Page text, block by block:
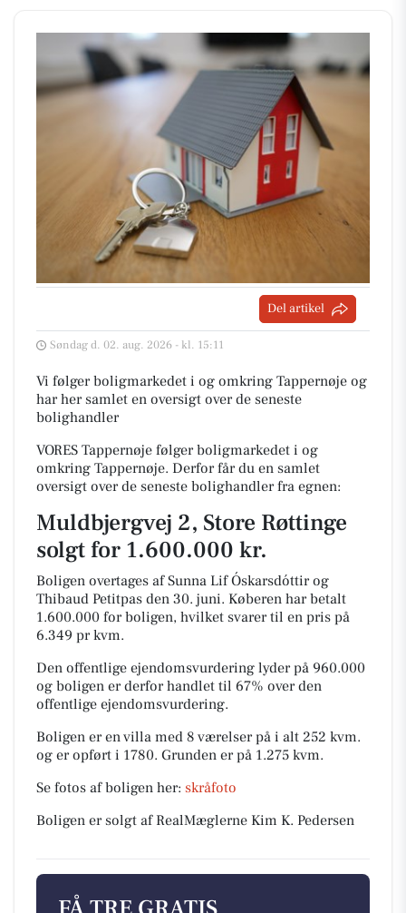
Del artikel
Søndag d. 02. aug. 2026 - kl. 15:11
Vi følger boligmarkedet i og omkring Tappernøje og
har her samlet en oversigt over de seneste
bolighandler
VORES Tappernøje følger boligmarkedet i og
omkring Tappernøje. Derfor får du en samlet
oversigt over de seneste bolighandler fra egnen:
Muldbjergvej 2, Store Røttinge
solgt for 1.600.000 kr.
Boligen overtages af Sunna Lif Óskarsdóttir og
Thibaud Petitpas den 30. juni. Køberen har betalt
1.600.000 for boligen, hvilket svarer til en pris på
6.349 pr kvm.
Den offentlige ejendomsvurdering lyder på 960.000
og boligen er derfor handlet til 67% over den
offentlige ejendomsvurdering.
Boligen er en villa med 8 værelser på i alt 252 kvm.
og er opført i 1780. Grunden er på 1.275 kvm.
Se fotos af boligen her: skråfoto
Boligen er solgt af RealMæglerne Kim K. Pedersen